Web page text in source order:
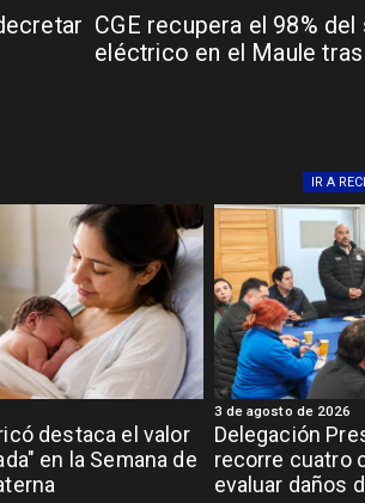
CGE recupera el 98%
eléctrico en el Maule
IR A
destaca el valor
en la Semana de
Delegación
recorre cuatro
evaluar daños
3 de agosto de 2026